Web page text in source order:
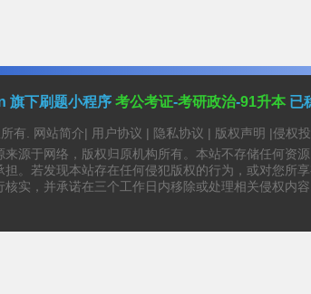
旗下刷题小程序 考公考证-考研政治-91升本 已
有. 网站简介| 用户协议 | 隐私协议 | 版权声明 |侵权
来源于网络，版权归原机构所有。本站不存储任何资
担。若发现本站存在任何侵犯版权的行为，或对您所
实，并承诺在三个工作日内移除或处理相关侵权内